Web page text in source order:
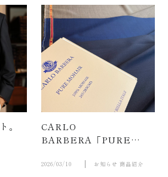
案
。
CARLO
BARBERA「PURE
れた艶と張り—
2026/03/10 お知らせ 商品紹介